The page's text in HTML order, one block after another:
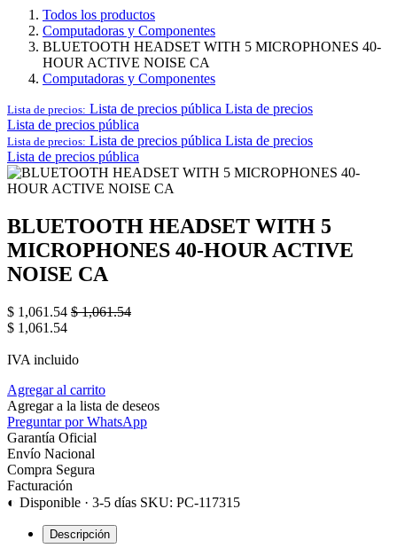
Todos los productos
Computadoras y Componentes
BLUETOOTH HEADSET WITH 5 MICROPHONES 40-
HOUR ACTIVE NOISE CA
Computadoras y Componentes
Lista de precios: Lista de precios pública Lista de precios
Lista de precios pública
Lista de precios: Lista de precios pública Lista de precios
Lista de precios pública
BLUETOOTH HEADSET WITH 5
MICROPHONES 40-HOUR ACTIVE
NOISE CA
$ 1,061.54 $1,061.54
$ 1,061.54
IVA incluido
Agregar al carrito
Agregar a la lista de deseos
Preguntar por WhatsApp
Garantía Oficial
Envío Nacional
Compra Segura
Facturación
◐ Disponible · 3-5 días SKU: PC-117315
Descripción